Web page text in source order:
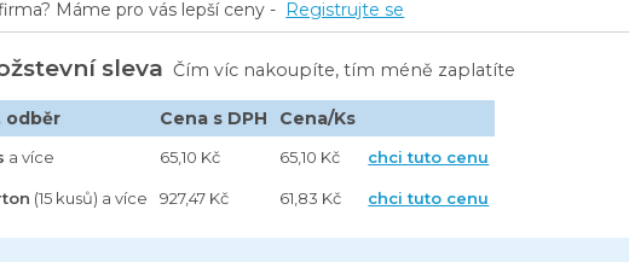
Máme pro vás lepší ceny - Registrujte se
sleva Čím víc nakoupíte, tím méně zaplatíte
odběr Cena s DPH Cena/Ks
a více 65,10 Kč 65,10 Kč chci tuto cenu
(15 kusů) a více 927,47 Kč 61,83 Kč chci tuto cenu